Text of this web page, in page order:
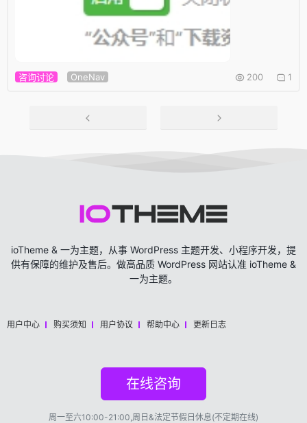
咨询讨论 OneNav 200 1
ioTheme & 一为主题，从事 WordPress 主题开发、小程序开发，提
供有保障的维护及售后。做高品质 WordPress 网站认准 ioTheme &
一为主题。
用户中心 购买须知 用户协议 帮助中心 更新日志
在线咨询
周一至六10:00-21:00,周日&法定节假日休息(不定期在线)